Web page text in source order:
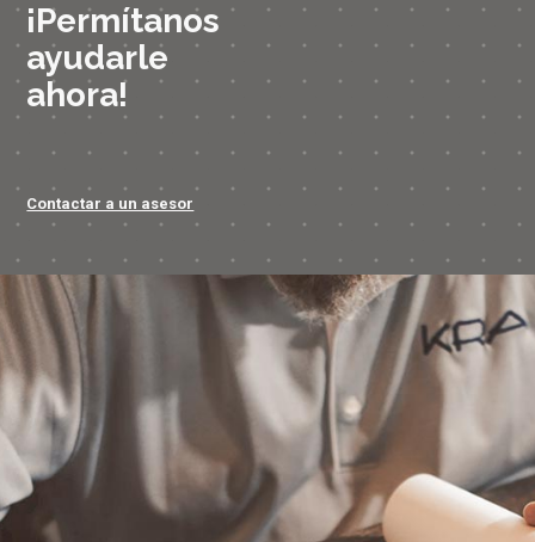
¡Permítanos
ayudarle
ahora!
Contactar a un asesor